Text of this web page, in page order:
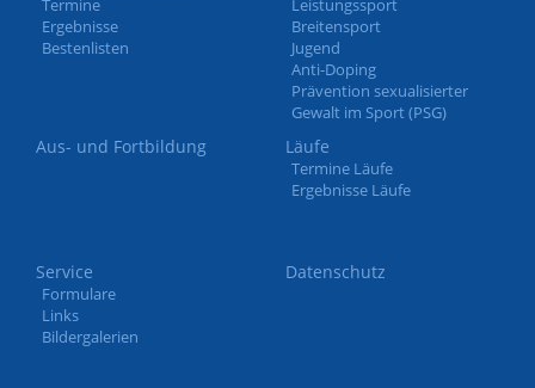
Termine
Ergebnisse
Bestenlisten
Leistungssport
Breitensport
Jugend
Anti-Doping
Prävention sexualisierter
Gewalt im Sport (PSG)
Aus- und Fortbildung Läufe
Termine Läufe
Ergebnisse Läufe
Service
Formulare
Links
Bildergalerien
Datenschutz